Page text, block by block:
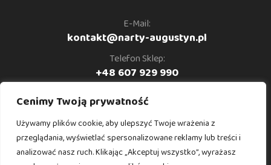
Cenimy Twoją prywatność
Używamy plików cookie, aby ulepszyć Twoje wrażenia z
przeglądania, wyświetlać spersonalizowane reklamy lub treści i
analizować nasz ruch. Klikając „Akceptuj wszystko”, wyrażasz
E-Mail:
kontakt@narty-augustyn.pl
Telefon Sklep:
+48 607 929 990
Telefon Serwis:
+48 691 094 476
Telefon Instruktor:
+48 530 902 240